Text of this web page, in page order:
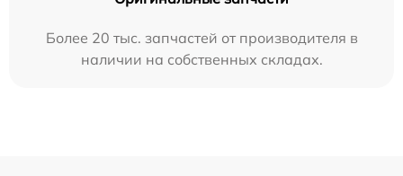
Более 20 тыс. запчастей от производителя в
наличии на собственных складах.